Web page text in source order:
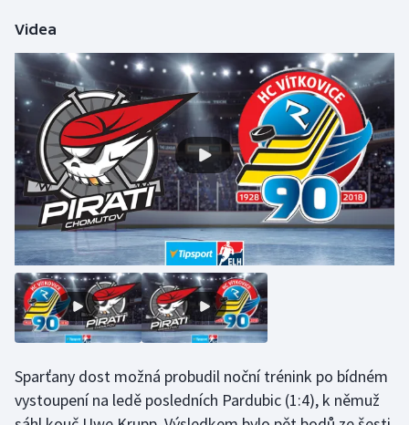
Videa
Sparťany dost možná probudil noční trénink po bídném
vystoupení na ledě posledních Pardubic (1:4), k němuž